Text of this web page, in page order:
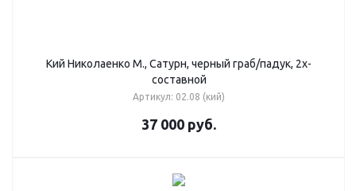
Кий Николаенко М., Сатурн, черный граб/падук, 2х-
составной
Артикул: 02.08 (кий)
37 000 руб.